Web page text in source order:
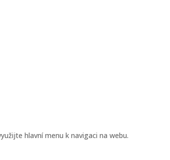
hlavní menu k navigaci na webu.